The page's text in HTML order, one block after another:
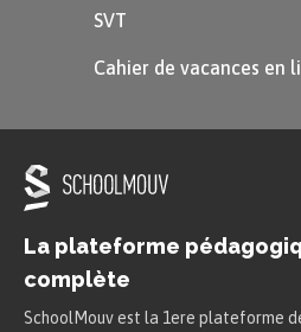
SVT
Cahier de vacances en
La plateforme
complète
SchoolMouv est la 1ere plateforme